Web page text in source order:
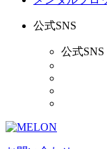
公式SNS
公式SNS